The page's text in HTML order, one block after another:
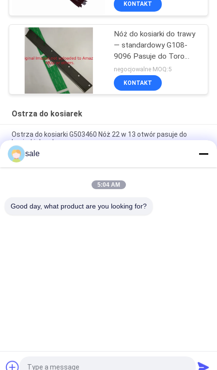
KONTAKT
Nóż do kosiarki do trawy
— standardowy G108-
9096 Pasuje do Toro
Reelmaster
negocjowalne MOQ:5
KONTAKT
Ostrza do kosiarek
Ostrza do kosiarki G503460 Nóż 22 w 13 otwór pasuje do
kosiarki Jacobsen
Kosiarka Wldmt - Cylinder RHD, 26" 7 Noży GMBF0325B.07
Pasuje do serii Jacobsen F305-F407
Ostrza kosiarki trawnikowej, 26.62 ̊Combo G4163101 Fits
sale
5:04 AM
Good day, what product are you looking for?